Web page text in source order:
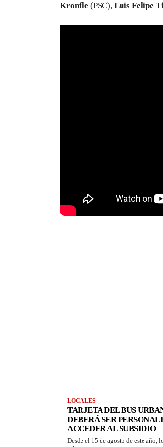
Kronfle (PSC), Luis Felipe
LOCALES
TARJETA DEL BUS
DEBERÁ SER
ACCEDER AL SUBSIDIO
Desde el 15 de agosto de este año,